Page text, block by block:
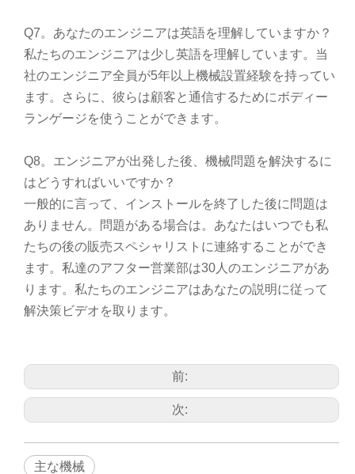
Q7。あなたのエンジニアは英語を理解していますか？
私たちのエンジニアは少し英語を理解しています。当
社のエンジニア全員が5年以上機械設置経験を持ってい
ます。さらに、彼らは顧客と通信するためにボディー
ランゲージを使うことができます。
Q8。エンジニアが出発した後、機械問題を解決するに
はどうすればいいですか？
一般的に言って、インストールを終了した後に問題は
ありません。問題がある場合は。あなたはいつでも私
たちの後の販売スペシャリストに連絡することができ
ます。私達のアフター営業部は30人のエンジニアがあ
ります。私たちのエンジニアはあなたの説明に従って
解決策ビデオを取ります。
前:
次:
主な機械